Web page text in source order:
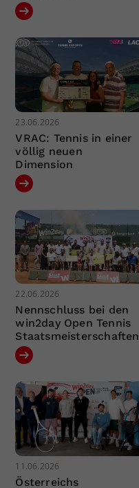
23.06.2026
VRAC: Tennis in einer
völlig neuen
Dimension
22.06.2026
Nennschluss bei den
win2day Open Tennis
Staatsmeisterschaften
11.06.2026
Österreichs